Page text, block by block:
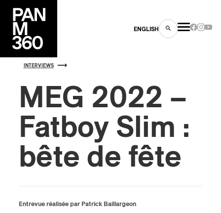
ENGLISH
INTERVIEWS
MEG 2022 –
Fatboy Slim :
bête de fête
Entrevue réalisée par Patrick Baillargeon